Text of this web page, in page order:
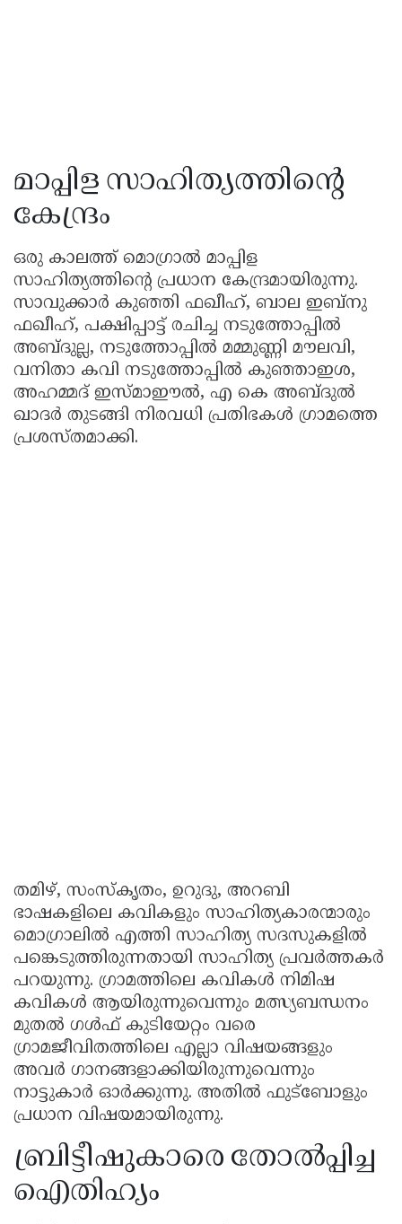
മാപ്പിള സാഹിത്യത്തിൻ്റെ
കേന്ദ്രം
ഒരു കാലത്ത് മൊഗ്രാൽ മാപ്പിള
സാഹിത്യത്തിൻ്റെ പ്രധാന കേന്ദ്രമായിരുന്നു.
സാവുക്കാർ കുഞ്ഞി ഫഖീഹ്, ബാല ഇബ്നു
ഫഖീഹ്, പക്ഷിപ്പാട്ട് രചിച്ച നടുത്തോപ്പിൽ
അബ്ദുല്ല, നടുത്തോപ്പിൽ മമ്മുണ്ണി മൗലവി,
വനിതാ കവി നടുത്തോപ്പിൽ കുഞ്ഞാഇശ,
അഹമ്മദ് ഇസ്മാഈൽ, എ കെ അബ്ദുൽ
ഖാദർ തുടങ്ങി നിരവധി പ്രതിഭകൾ ഗ്രാമത്തെ
പ്രശസ്തമാക്കി.
തമിഴ്, സംസ്കൃതം, ഉറുദു, അറബി
ഭാഷകളിലെ കവികളും സാഹിത്യകാരന്മാരും
മൊഗ്രാലിൽ എത്തി സാഹിത്യ സദസുകളിൽ
പങ്കെടുത്തിരുന്നതായി സാഹിത്യ പ്രവർത്തകർ
പറയുന്നു. ഗ്രാമത്തിലെ കവികൾ നിമിഷ
കവികൾ ആയിരുന്നുവെന്നും മത്സ്യബന്ധനം
മുതൽ ഗൾഫ് കുടിയേറ്റം വരെ
ഗ്രാമജീവിതത്തിലെ എല്ലാ വിഷയങ്ങളും
അവർ ഗാനങ്ങളാക്കിയിരുന്നുവെന്നും
നാട്ടുകാർ ഓർക്കുന്നു. അതിൽ ഫുട്ബോളും
പ്രധാന വിഷയമായിരുന്നു.
ബ്രിട്ടീഷുകാരെ തോൽപ്പിച്ച
ഐതിഹ്യം